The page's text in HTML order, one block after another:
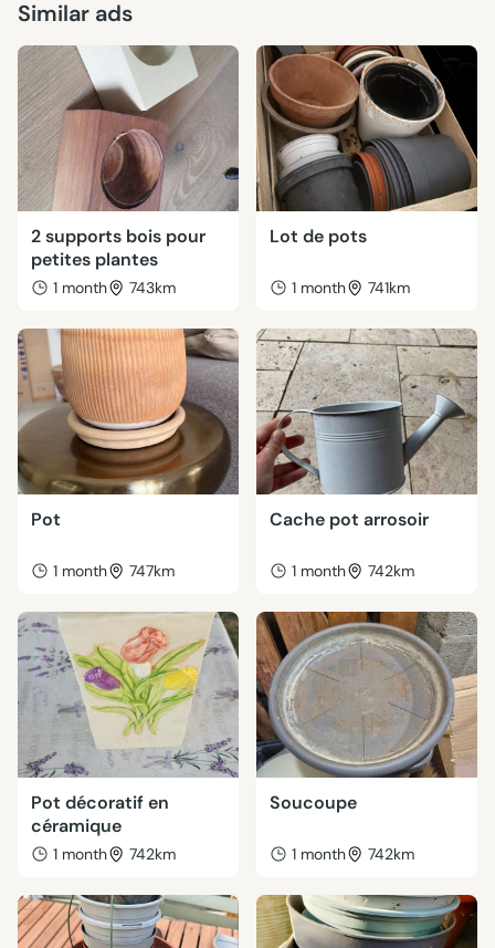
Similar ads
2 supports bois pour
petites plantes
1 month 743km
Lot de pots
1 month 741km
Pot
1 month 747km
Cache pot arrosoir
1 month 742km
Pot décoratif en
céramique
1 month 742km
Soucoupe
1 month 742km